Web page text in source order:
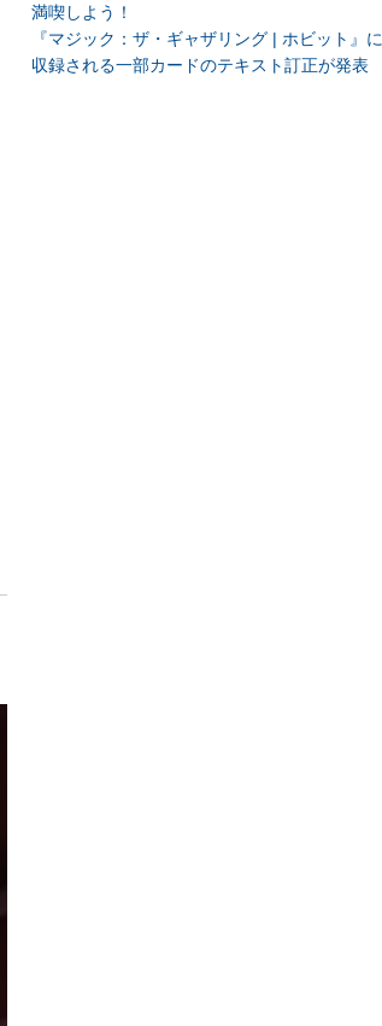
満喫しよう！
『マジック：ザ・ギャザリング | ホビット』に
収録される一部カードのテキスト訂正が発表